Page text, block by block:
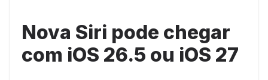
Nova Siri pode chegar
com iOS 26.5 ou iOS 27